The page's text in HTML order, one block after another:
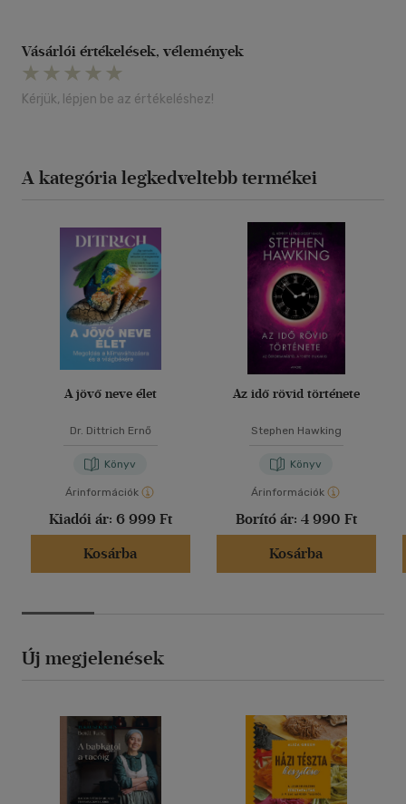
Vásárlói értékelések, vélemények
Kérjük, lépjen be az értékeléshez!
A kategória legkedveltebb termékei
A jövő neve élet
Dr. Dittrich Ernő
Könyv
Árinformációk
Kiadói ár: 6 999 Ft
Kosárba
Az idő rövid története
Stephen Hawking
Könyv
Árinformációk
Borító ár: 4 990 Ft
Kosárba
Új megjelenések